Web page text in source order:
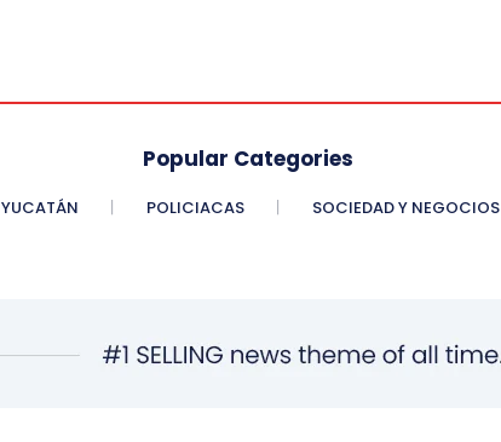
Popular Categories
YUCATÁN POLICIACAS SOCIEDAD Y NEGOCIOS